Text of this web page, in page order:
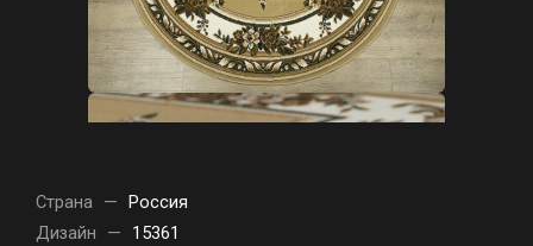
Страна — Россия
Дизайн
—
15361